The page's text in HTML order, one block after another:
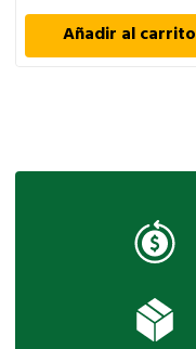
Añadir al carrito